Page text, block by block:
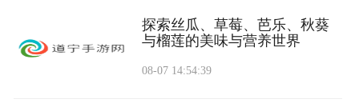
探索丝瓜、草莓、芭乐、秋葵
与榴莲的美味与营养世界
08-07 14:54:39